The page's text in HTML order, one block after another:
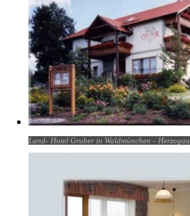
Land- Hotel Gruber in Waldmünchen - Herzogau